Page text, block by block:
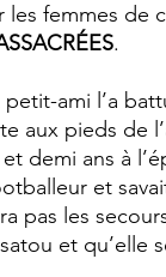
femmes de
.
ami l’a
aux pieds de
demi ans à
et
pas les
et qu’elle